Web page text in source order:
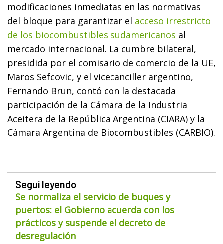
modificaciones inmediatas en las normativas
del bloque para garantizar el acceso irrestricto
de los biocombustibles sudamericanos al
mercado internacional. La cumbre bilateral,
presidida por el comisario de comercio de la UE,
Maros Sefcovic, y el vicecanciller argentino,
Fernando Brun, contó con la destacada
participación de la Cámara de la Industria
Aceitera de la República Argentina (CIARA) y la
Cámara Argentina de Biocombustibles (CARBIO).
Seguí leyendo
Se normaliza el servicio de buques y
puertos: el Gobierno acuerda con los
prácticos y suspende el decreto de
desregulación